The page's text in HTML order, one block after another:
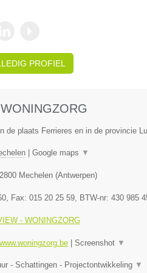
PROFIEL
de plaats Ferrieres en in de provincie
| Google maps ▼
2800 Mechelen(Antwerpen)
, Fax: 015 20 25 59, BTW-nr: 430 985
- WONINGZORG
| Screenshot ▼
- Schattingen - Projectontwikkeling ▼